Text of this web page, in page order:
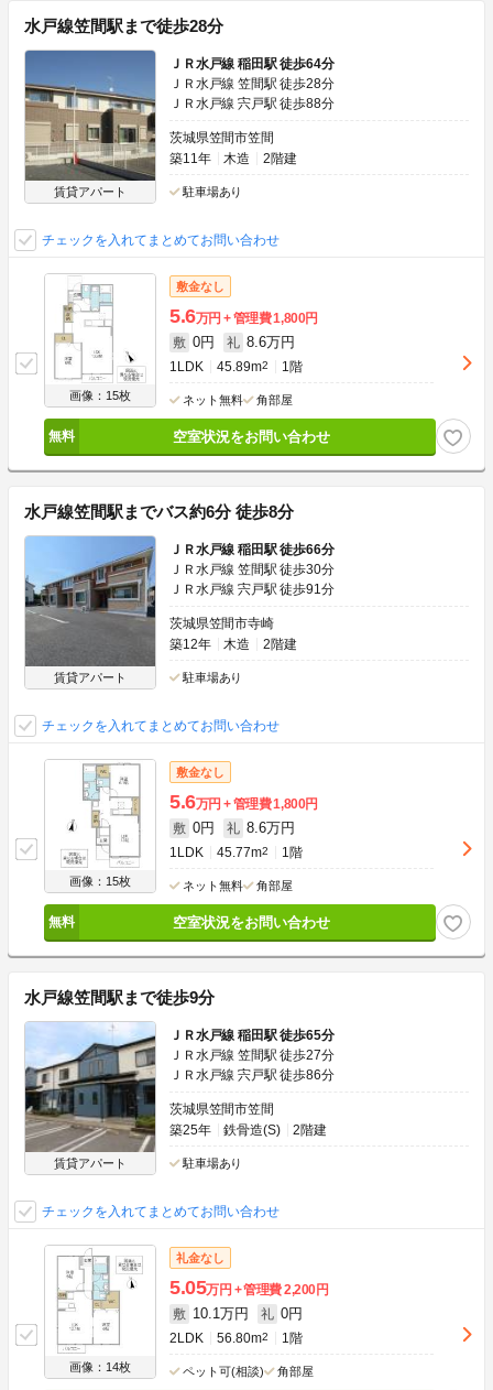
水戸線笠間駅まで徒歩28分
賃貸アパート
ＪＲ水戸線 稲田駅 徒歩64分
ＪＲ水戸線 笠間駅 徒歩28分
ＪＲ水戸線 宍戸駅 徒歩88分
茨城県笠間市笠間
築11年
木造 2階建
駐車場あり
チェックを入れてまとめてお問い合わせ
画像：15枚
敷金なし
5.6万円 管理費1,800円
敷 0円 礼 8.6万円
1LDK 45.89m2 1階
ネット無料 角部屋
空室状況をお問い合わせ
水戸線笠間駅までバス約6分 徒歩8分
賃貸アパート
ＪＲ水戸線 稲田駅 徒歩66分
ＪＲ水戸線 笠間駅 徒歩30分
ＪＲ水戸線 宍戸駅 徒歩91分
茨城県笠間市寺崎
築12年
木造 2階建
駐車場あり
チェックを入れてまとめてお問い合わせ
画像：15枚
敷金なし
5.6万円 管理費1,800円
敷 0円 礼 8.6万円
1LDK 45.77m2 1階
ネット無料 角部屋
空室状況をお問い合わせ
水戸線笠間駅まで徒歩9分
賃貸アパート
ＪＲ水戸線 稲田駅 徒歩65分
ＪＲ水戸線 笠間駅 徒歩27分
ＪＲ水戸線 宍戸駅 徒歩86分
茨城県笠間市笠間
築25年
鉄骨造(S) 2階建
駐車場あり
チェックを入れてまとめてお問い合わせ
画像：14枚
礼金なし
5.05万円 管理費2,200円
敷 10.1万円 礼 0円
2LDK 56.80m2 1階
ペット可(相談) 角部屋